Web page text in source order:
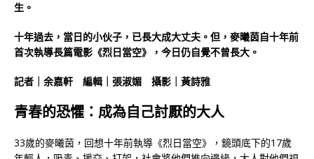
生。
十年過去，當日的小伙子，已長大成大丈夫。但，麥曦茵自十年前
首次執導長篇電影《烈日當空》，今日仍自覺不曾長大。
記者｜余嘉軒 編輯｜張淑媚 攝影｜黃詩雅
青春的恐懼：成為自己討厭的大人
33歲的麥曦茵，回想十年前執導《烈日當空》，鏡頭底下的17歲